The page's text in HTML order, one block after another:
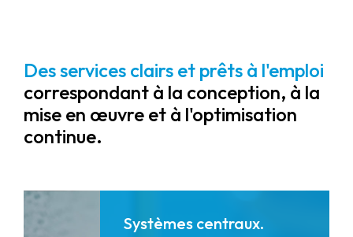
Des services clairs et prêts à l'emploi
correspondant à la conception, à la
mise en œuvre et à l'optimisation
continue.
Systèmes centraux.